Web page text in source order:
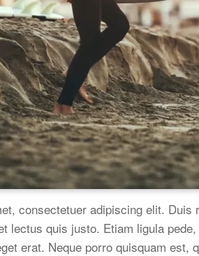
consectetuer adipiscing elit.
lectus quis justo. Etiam ligula
erat. Neque porro quisquam est,